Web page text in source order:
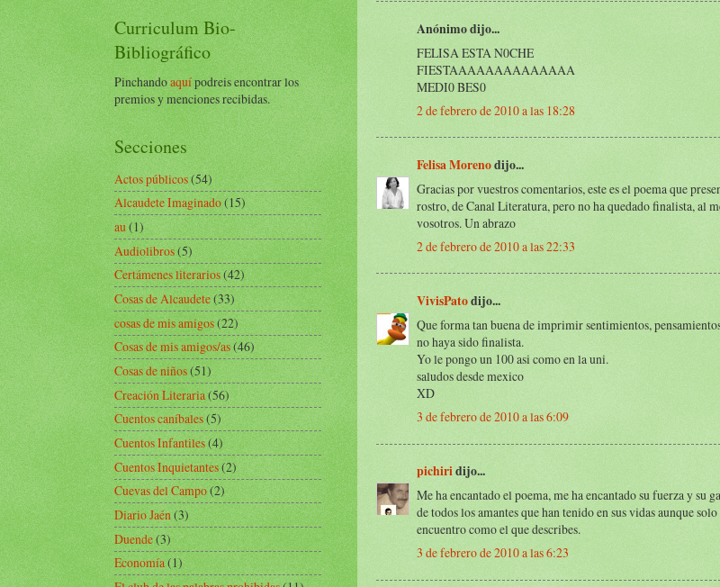
Anónimo dijo...
FELISA ESTA N0CHE
FIESTAAAAAAAAAAAAAA
MEDI0 BES0
2 de febrero de 2010 a las 18:28
Felisa Morenodijo...
Gracias por vuestros comentarios, este es el poema que
rostro, de Canal Literatura, pero no ha quedado finalista, al
vosotros. Un abrazo
2 de febrero de 2010 a las 22:33
VivisPatodijo...
Que forma tan buena de imprimir sentimientos,
no haya sido finalista.
Yo le pongo un 100 asi como en la uni.
saludos desde mexico
XD
3 de febrero de 2010 a las 6:09
pichiridijo...
Me ha encantado el poema, me ha encantado su fuerza y su
de todos los amantes que han tenido en sus vidas aunque
encuentro como el que describes.
3 de febrero de 2010 a las 6:23
Curriculum Bio-
Bibliográfico
Pinchandoaquípodreis encontrar los
premios y menciones recibidas.
Secciones
Actos públicos(54)
Alcaudete Imaginado(15)
au(1)
Audiolibros(5)
Certámenes literarios(42)
Cosas de Alcaudete(33)
cosas de mis amigos(22)
Cosas de mis amigos/as(46)
Cosas de niños(51)
Creación Literaria(56)
Cuentos caníbales(5)
Cuentos Infantiles(4)
Cuentos Inquietantes(2)
Cuevas del Campo(2)
Diario Jaén(3)
Duende(3)
Economía(1)